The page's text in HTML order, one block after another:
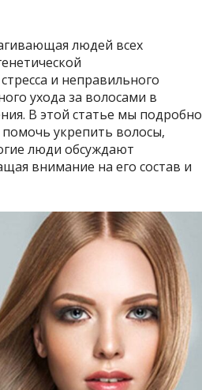
людей всех
и неправильного
ухода за волосами в
В этой статье мы подробно
укрепить волосы,
люди обсуждают
внимание на его состав и